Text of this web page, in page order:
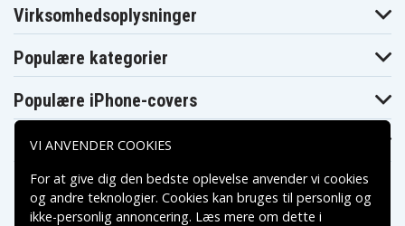
Virksomhedsoplysninger
Populære kategorier
Populære iPhone-covers
Populære Samsung-covers
VI ANVENDER COOKIES
For at give dig den bedste oplevelse anvender vi cookies
og andre teknologier. Cookies kan bruges til personlig og
ikke-personlig annoncering. Læs mere om dette i